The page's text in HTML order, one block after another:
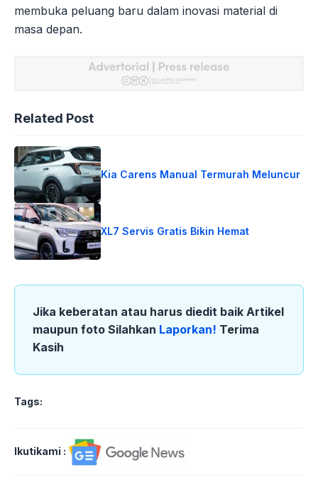
membuka peluang baru dalam inovasi material di
masa depan.
Related Post
Kia Carens Manual Termurah Meluncur
XL7 Servis Gratis Bikin Hemat
Jika keberatan atau harus diedit baik Artikel
maupun foto Silahkan Laporkan! Terima
Kasih
Tags:
Ikutikami :